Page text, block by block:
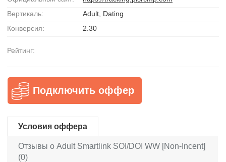
Вертикаль:
Adult, Dating
Конверсия:
2.30
Рейтинг:
Подключить оффер
Условия оффера
Отзывы о Adult Smartlink SOI/DOI WW [Non-Incent]
(0)